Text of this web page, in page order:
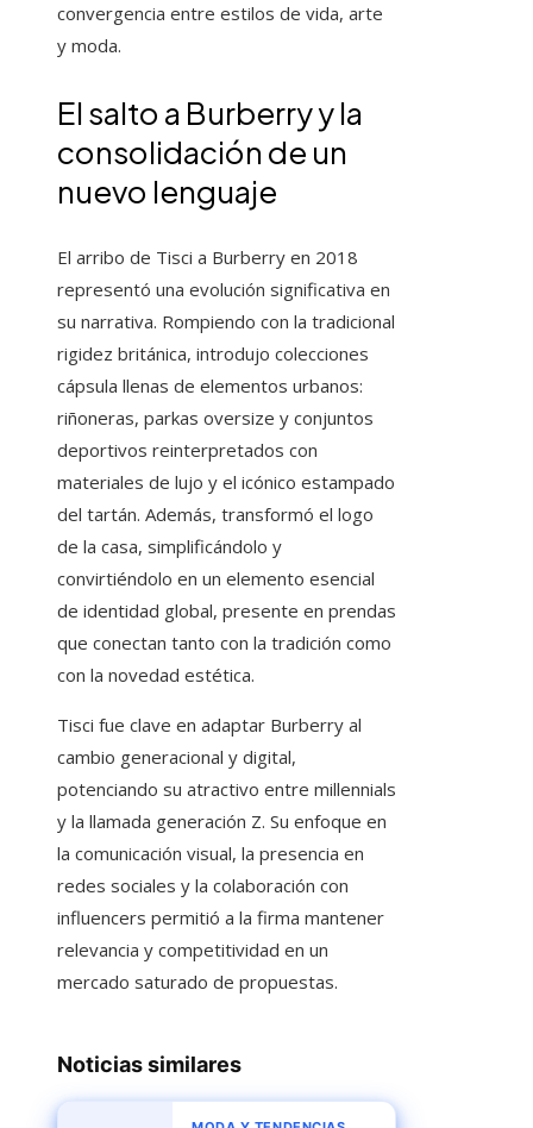
convergencia entre estilos de vida, arte
y moda.
El salto a Burberry y la
consolidación de un
nuevo lenguaje
El arribo de Tisci a Burberry en 2018
representó una evolución significativa en
su narrativa. Rompiendo con la tradicional
rigidez británica, introdujo colecciones
cápsula llenas de elementos urbanos:
riñoneras, parkas oversize y conjuntos
deportivos reinterpretados con
materiales de lujo y el icónico estampado
del tartán. Además, transformó el logo
de la casa, simplificándolo y
convirtiéndolo en un elemento esencial
de identidad global, presente en prendas
que conectan tanto con la tradición como
con la novedad estética.
Tisci fue clave en adaptar Burberry al
cambio generacional y digital,
potenciando su atractivo entre millennials
y la llamada generación Z. Su enfoque en
la comunicación visual, la presencia en
redes sociales y la colaboración con
influencers permitió a la firma mantener
relevancia y competitividad en un
mercado saturado de propuestas.
Noticias similares